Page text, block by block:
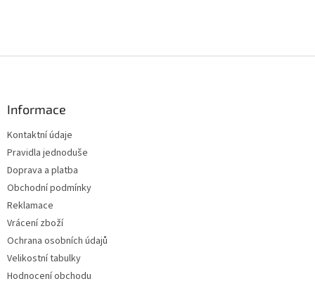
Informace
Kontaktní údaje
Pravidla jednoduše
Doprava a platba
Obchodní podmínky
Reklamace
Vrácení zboží
Ochrana osobních údajů
Velikostní tabulky
Hodnocení obchodu